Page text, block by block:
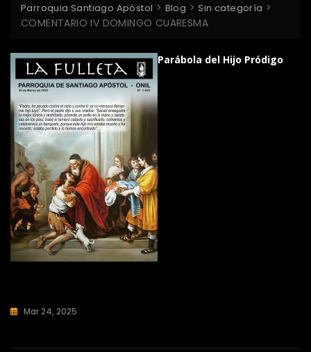
Parroquia Santiago Apóstol > Blog > Sin categoría >
COMENTARIO IV DOMINGO CUARESMA
Parábola del Hijo Pródigo
Mar 24, 2025